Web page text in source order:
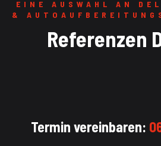
EINE AUSWAHL AN
&
Referenzen
Termin vereinbaren: